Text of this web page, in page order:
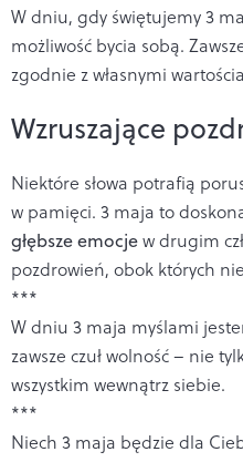
W dniu, gdy świętujemy 3
możliwość bycia sobą.
zgodnie z własnymi
Wzruszające
Niektóre słowa potrafią
w pamięci. 3 maja to
głębsze emocjew drugim
pozdrowień, obok których
***
W dniu 3 maja myślami
zawsze czuł wolność – nie
wszystkim wewnątrz siebie.
***
Niech 3 maja będzie dla